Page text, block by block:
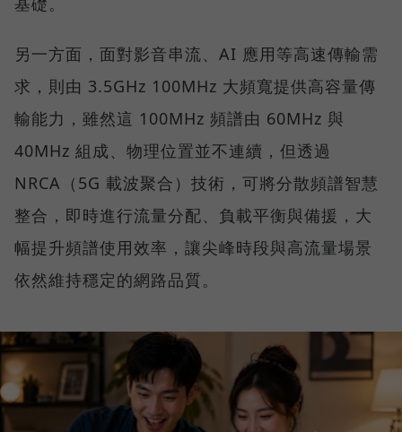
另一方面，面對影音串流、AI 應用等高速傳輸需
求，則由 3.5GHz 100MHz 大頻寬提供高容量傳
輸能力，雖然這 100MHz 頻譜由 60MHz 與
40MHz 組成、物理位置並不連續，但透過
NRCA（5G 載波聚合）技術，可將分散頻譜智慧
整合，即時進行流量分配、負載平衡與備援，大
幅提升頻譜使用效率，讓尖峰時段與高流量場景
依然維持穩定的網路品質。